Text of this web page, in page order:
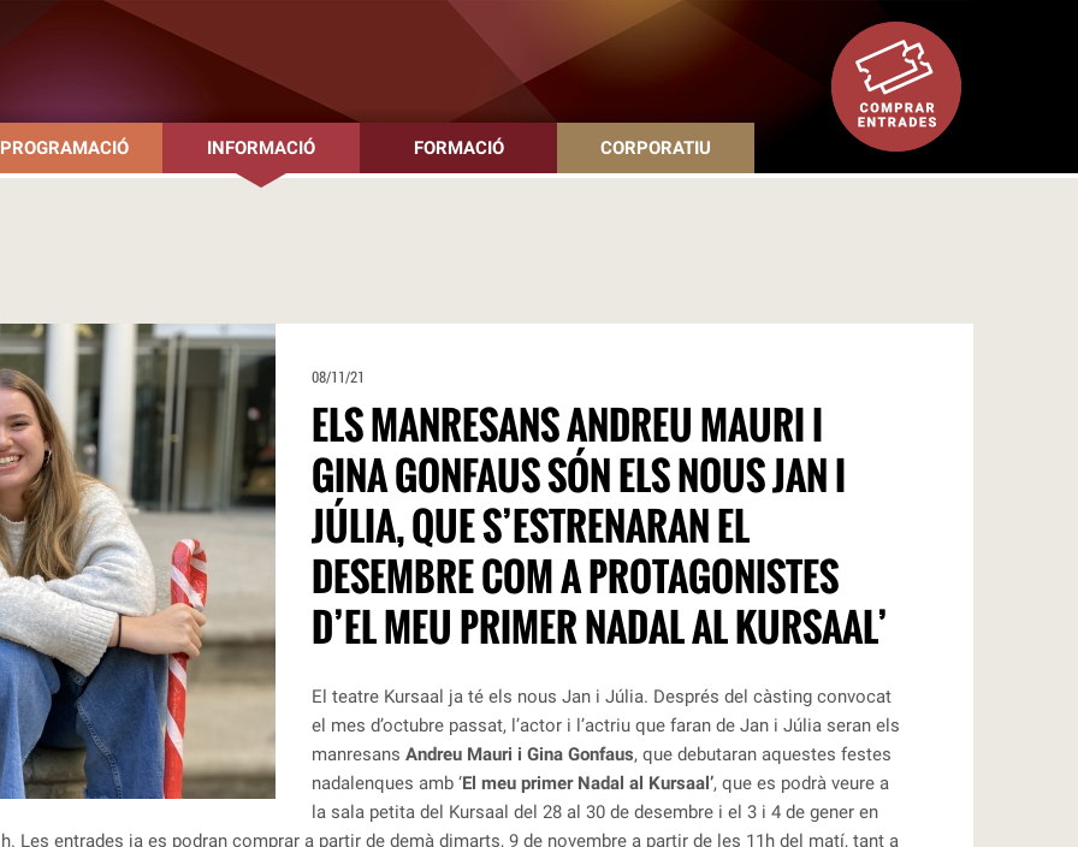
PROGRAMACIÓ INFORMACIÓ FORMACIÓ CORPORATIU
08/11/21
ELS MANRESANS ANDREU MAURI I
GINA GONFAUS SÓN ELS NOUS JAN I
JÚLIA, QUE S’ESTRENARAN EL
DESEMBRE COM A PROTAGONISTES
D’EL MEU PRIMER NADAL AL KURSAAL’
El teatre Kursaal ja té els nous Jan i Júlia. Després del càsting convocat
el mes d’octubre passat, l’actor i l’actriu que faran de Jan i Júlia seran els
manresans Andreu Mauri i Gina Gonfaus, que debutaran aquestes festes
nadalenques amb ‘El meu primer Nadal al Kursaal’, que es podrà veure a
la sala petita del Kursaal del 28 al 30 de desembre i el 3 i 4 de gener en
Les entrades ja es podran comprar a partir de demà dimarts, 9 de novembre a partir de les 11h del matí, tant a